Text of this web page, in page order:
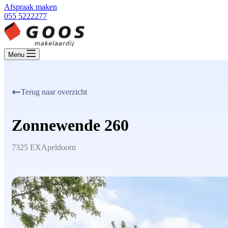
Afspraak maken
055 5222277
Menu
Terug naar overzicht
Zonnewende 260
7325 EXApeldoorn